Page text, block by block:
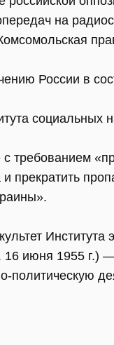
на
России в
социальных
требованием
прекратить
Института
июня 1955 г.) —
политическую